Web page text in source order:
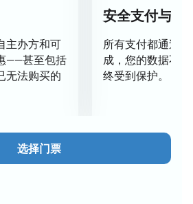
來神奇的時刻和無盡的讚嘆。
圖特貝裡澤隊並見證這項賽事的機
冰史上重要的一頁。 3 月 30 日，
Ice Arena，一睹當代最棒滑冰
線預訂門票，準備好在 Tutberidze
中開啟一段難忘的旅程，進入優
主办方和可
——甚至包括
无法购买的
安全支付与数
所有支付都通过
成，您的数据不
终受到保护。
选择门票